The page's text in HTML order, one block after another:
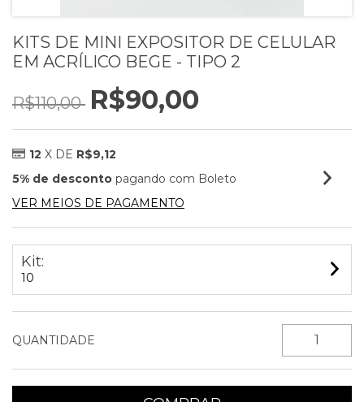
KITS DE MINI EXPOSITOR DE CELULAR
EM ACRÍLICO BEGE - TIPO 2
R$110,00 R$90,00
12 X DE R$9,12
5% de desconto pagando com Boleto
VER MEIOS DE PAGAMENTO
Kit:
10
QUANTIDADE